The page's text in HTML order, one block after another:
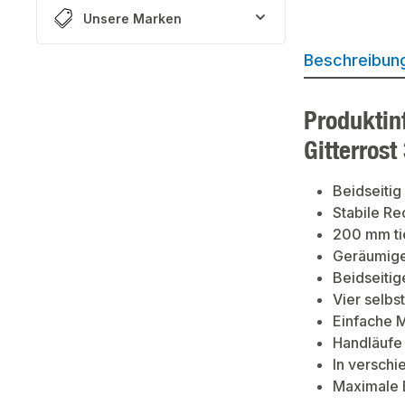
Unsere Marken
Beidseitig
Stabile
200 mm
Vier
Einfache
In
Maximale